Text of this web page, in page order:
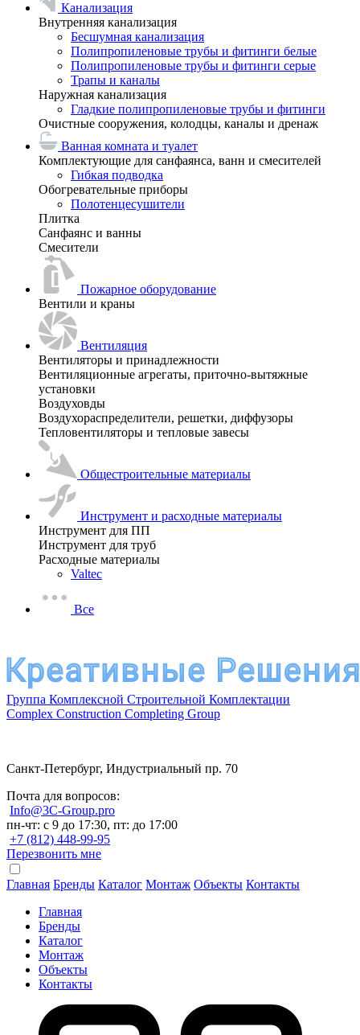
Канализация
Внутренняя канализация
Бесшумная канализация
Полипропиленовые трубы и фитинги белые
Полипропиленовые трубы и фитинги серые
Трапы и каналы
Наружная канализация
Гладкие полипропиленовые трубы и фитинги
Очистные сооружения, колодцы, каналы и дренаж
Ванная комната и туалет
Комплектующие для санфаянса, ванн и смесителей
Гибкая подводка
Обогревательные приборы
Полотенцесушители
Плитка
Санфаянс и ванны
Смесители
Пожарное оборудование
Вентили и краны
Вентиляция
Вентиляторы и принадлежности
Вентиляционные агрегаты, приточно-вытяжные
установки
Воздуховды
Воздухораспределители, решетки, диффузоры
Тепловентиляторы и тепловые завесы
Общестроительные материалы
Инструмент и расходные материалы
Инструмент для ПП
Инструмент для труб
Расходные материалы
Valtec
Все
Группа Комплексной Строительной Комплектации
Complex Construction Completing Group
Санкт-Петербург, Индустриальный пр. 70
Почта для вопросов:
Info@3C-Group.pro
пн-чт: с 9 до 17:30, пт: до 17:00
+7 (812) 448-99-95
Перезвонить мне
Главная Бренды Каталог Монтаж Объекты Контакты
Главная
Бренды
Каталог
Монтаж
Объекты
Контакты